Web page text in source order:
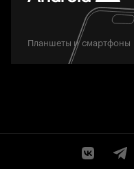
Планшеты и смартфоны